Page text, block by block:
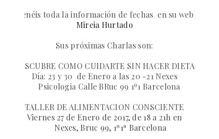
Tenéis toda la información de fechas en su web
Mireia Hurtado
Sus próximas Charlas son:
DESCUBRE COMO CUIDARTE SIN HACER DIETA
Día: 23 y 30 de Enero a las 20 -21 Nexes
Psicologia Calle BRuc 99 1º1 Barcelona
TALLER DE ALIMENTACION CONSCIENTE
Viernes 27 de Enero de 2017, de 18 a 21h en
Nexes, Bruc 99, 1º1ª Barcelona